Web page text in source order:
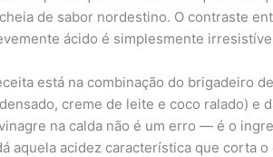
de sabor nordestino. O contraste
ácido é simplesmente
está na combinação do brigadeiro
creme de leite e coco ralado) e
na calda não é um erro — é o
aquela acidez característica que corta o